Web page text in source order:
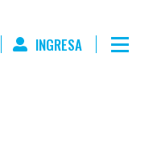
INGRESA